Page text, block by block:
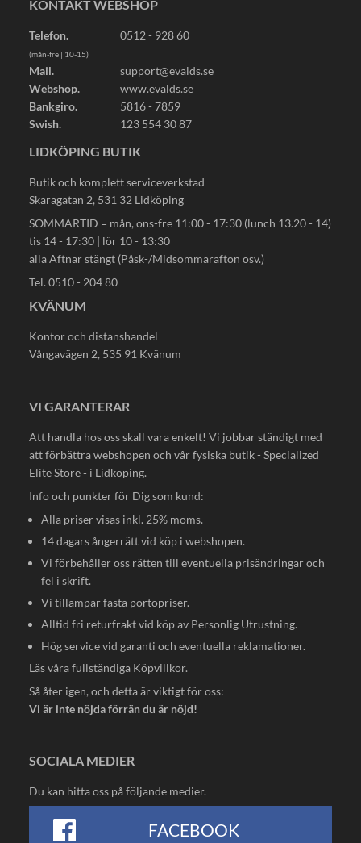
KONTAKT WEBSHOP
Telefon. 0512 - 928 60
(mån-fre | 10-15)
Mail.
support@evalds.se
Webshop.
www.evalds.se
Bankgiro.
5816 - 7859
Swish.
123 554 30 87
LIDKÖPING BUTIK
Butik och komplett serviceverkstad
Skaragatan 2, 531 32 Lidköping
SOMMARTID = mån, ons-fre 11:00 - 17:30 (lunch 13.20 - 14)
tis 14 - 17:30 | lör 10 - 13:30
alla Aftnar stängt (Påsk-/Midsommarafton osv.)
Tel. 0510 - 204 80
KVÄNUM
Kontor och distanshandel
Vångavägen 2, 535 91 Kvänum
VI GARANTERAR
Att handla hos oss skall vara enkelt! Vi jobbar ständigt med
att förbättra webshopen och vår fysiska butik - Specialized
Elite Store - i Lidköping.
Info och punkter för Dig som kund:
Alla priser visas inkl. 25% moms.
14 dagars ångerrätt vid köp i webshopen.
Vi förbehåller oss rätten till eventuella prisändringar och
fel i skrift.
Vi tillämpar fasta portopriser.
Alltid fri returfrakt vid köp av Personlig Utrustning.
Hög service vid garanti och eventuella reklamationer.
Läs våra fullständiga Köpvillkor.
Så åter igen, och detta är viktigt för oss:
Vi är inte nöjda förrän du är nöjd!
SOCIALA MEDIER
Du kan hitta oss på följande medier.
FACEBOOK